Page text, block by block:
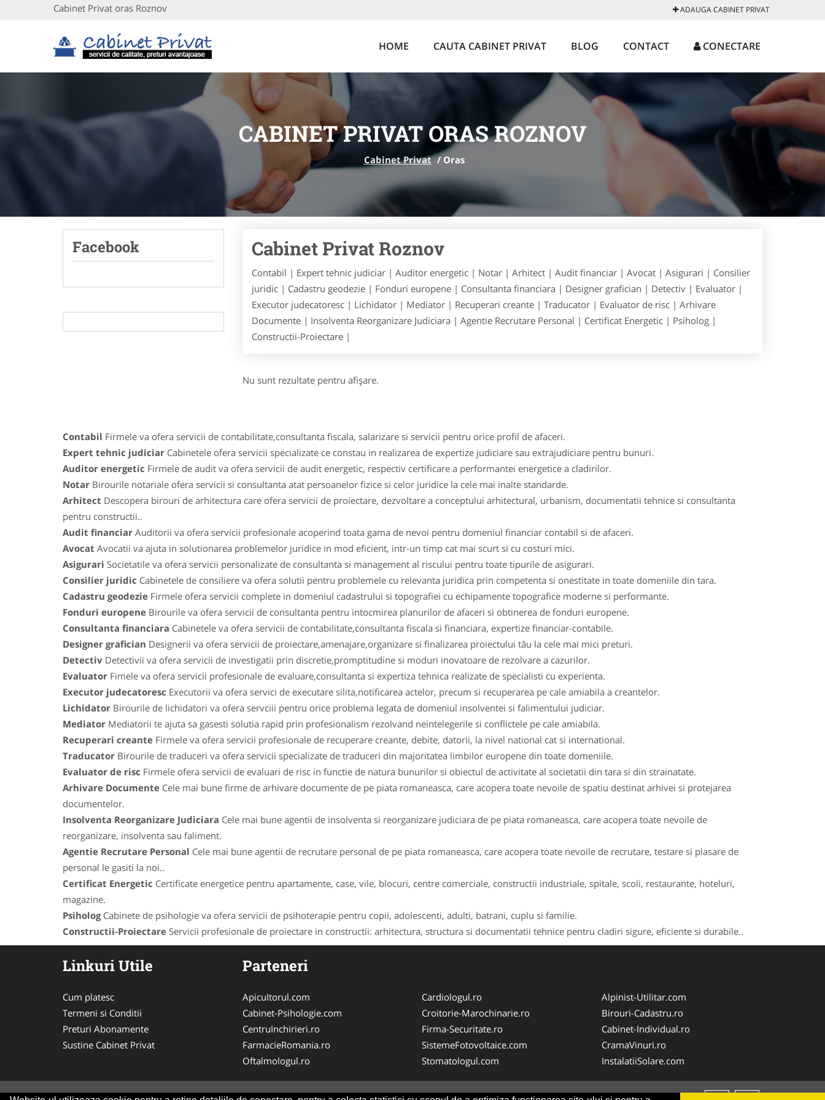
Cabinet Privat oras Roznov ADAUGA CABINET PRIVAT
HOME CAUTA CABINET PRIVAT BLOG CONTACT CONECTARE
CABINET PRIVAT ORAS ROZNOV
Cabinet Privat / Oras
Facebook Cabinet Privat Roznov
Contabil | Expert tehnic judiciar | Auditor energetic | Notar | Arhitect | Audit financiar | Avocat | Asigurari | Consilier
juridic | Cadastru geodezie | Fonduri europene | Consultanta financiara | Designer grafician | Detectiv | Evaluator |
Executor judecatoresc | Lichidator | Mediator | Recuperari creante | Traducator | Evaluator de risc | Arhivare
Documente | Insolventa Reorganizare Judiciara | Agentie Recrutare Personal | Certificat Energetic | Psiholog |
Constructii-Proiectare |
Nu sunt rezultate pentru afişare.
Contabil Firmele va ofera servicii de contabilitate,consultanta fiscala, salarizare si servicii pentru orice profil de afaceri.
Expert tehnic judiciar Cabinetele ofera servicii specializate ce constau in realizarea de expertize judiciare sau extrajudiciare pentru bunuri.
Auditor energetic Firmele de audit va ofera servicii de audit energetic, respectiv certificare a performantei energetice a cladirilor.
Notar Birourile notariale ofera servicii si consultanta atat persoanelor fizice si celor juridice la cele mai inalte standarde.
Arhitect Descopera birouri de arhitectura care ofera servicii de proiectare, dezvoltare a conceptului arhitectural, urbanism, documentatii tehnice si consultanta
pentru constructii..
Audit financiar Auditorii va ofera servicii profesionale acoperind toata gama de nevoi pentru domeniul financiar contabil si de afaceri.
Avocat Avocatii va ajuta in solutionarea problemelor juridice in mod eficient, intr-un timp cat mai scurt si cu costuri mici.
Asigurari Societatile va ofera servicii personalizate de consultanta si management al riscului pentru toate tipurile de asigurari.
Consilier juridic Cabinetele de consiliere va ofera solutii pentru problemele cu relevanta juridica prin competenta si onestitate in toate domeniile din tara.
Cadastru geodezie Firmele ofera servicii complete in domeniul cadastrului si topografiei cu echipamente topografice moderne si performante.
Fonduri europene Birourile va ofera servicii de consultanta pentru intocmirea planurilor de afaceri si obtinerea de fonduri europene.
Consultanta financiara Cabinetele va ofera servicii de contabilitate,consultanta fiscala si financiara, expertize financiar-contabile.
Designer grafician Designerii va ofera servicii de proiectare,amenajare,organizare si finalizarea proiectului tău la cele mai mici preturi.
Detectiv Detectivii va ofera servicii de investigatii prin discretie,promptitudine si moduri inovatoare de rezolvare a cazurilor.
Evaluator Fimele va ofera servicii profesionale de evaluare,consultanta si expertiza tehnica realizate de specialisti cu experienta.
Executor judecatoresc Executorii va ofera servici de executare silita,notificarea actelor, precum si recuperarea pe cale amiabila a creantelor.
Lichidator Birourile de lichidatori va ofera servciii pentru orice problema legata de domeniul insolventei si falimentului judiciar.
Mediator Mediatorii te ajuta sa gasesti solutia rapid prin profesionalism rezolvand neintelegerile si conflictele pe cale amiabila.
Recuperari creante Firmele va ofera servicii profesionale de recuperare creante, debite, datorii, la nivel national cat si international.
Traducator Birourile de traduceri va ofera servicii specializate de traduceri din majoritatea limbilor europene din toate domeniile.
Evaluator de risc Firmele ofera servicii de evaluari de risc in functie de natura bunurilor si obiectul de activitate al societatii din tara si din strainatate.
Arhivare Documente Cele mai bune firme de arhivare documente de pe piata romaneasca, care acopera toate nevoile de spatiu destinat arhivei si protejarea
documentelor.
Insolventa Reorganizare Judiciara Cele mai bune agentii de insolventa si reorganizare judiciara de pe piata romaneasca, care acopera toate nevoile de
reorganizare, insolventa sau faliment.
Agentie Recrutare Personal Cele mai bune agentii de recrutare personal de pe piata romaneasca, care acopera toate nevoile de recrutare, testare si plasare de
personal le gasiti la noi..
Certificat Energetic Certificate energetice pentru apartamente, case, vile, blocuri, centre comerciale, constructii industriale, spitale, scoli, restaurante, hoteluri,
magazine.
PsihologCabinete de psihologie va ofera servicii de psihoterapie pentru copii, adolescenti, adulti, batrani, cuplu si familie.
Constructii-Proiectare Servicii profesionale de proiectare in constructii: arhitectura, structura si documentatii tehnice pentru cladiri sigure, eficiente si durabile..
Linkuri Utile
Cum platesc
Termeni si Conditii
Preturi Abonamente
Sustine Cabinet Privat
Parteneri
Apicultorul.com
Cabinet-Psihologie.com
CentruInchirieri.ro
FarmacieRomania.ro
Oftalmologul.ro
Cardiologul.ro
Croitorie-Marochinarie.ro
Firma-Securitate.ro
SistemeFotovoltaice.com
Stomatologul.com
Alpinist-Utilitar.com
Birouri-Cadastru.ro
Cabinet-Individual.ro
CramaVinuri.ro
InstalatiiSolare.com